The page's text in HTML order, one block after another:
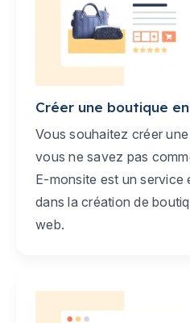
Créer une boutique
Vous souhaitez créer
vous ne savez pas
E-monsite est un service
dans la création de
web.